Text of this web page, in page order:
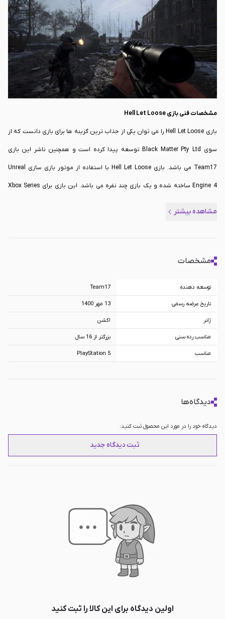
دست بیاورید در ادامه ما را همراهی کنید.
مشخصات فنی بازیHell Let Loose
بازی Hell Let Loose را می توان یکی از جذاب ترین گزینه ها برای بازی دانست که از
سوی Black Matter Pty Ltd توسعه پیدا کرده است و همچنین ناشر این بازی
Team17 می باشد. بازی Hell Let Loose با استفاده از موتور بازی سازی Unreal
Engine 4 ساخته شده و یک بازی چند نفره می باشد. این بازی برای Xbox Series
مشاهده بیشتر
مشخصات
توسعه دهنده Team17
تاریخ عرضه رسمی 13 مهر 1400
ژانر اکشن
مناسب رده سنی بزرگتر از 16 سال
مناسب PlayStation 5
دیدگاه‌ها
دیدگاه خود را در مورد این محصول ثبت کنید:
ثبت دیدگاه جدید
اولین دیدگاه برای این کالا را ثبت کنید